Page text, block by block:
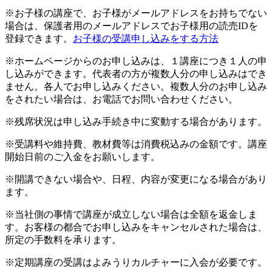
※お子様の講座で、お子様がメールアドレスをお持ちでない
場合は、保護者用のメールアドレスでお子様用の読売IDを
登録できます。 お子様の受講申し込みをする方法
※ホームページからのお申し込みは、１講座につき１人の申
し込みができます。代表者の方が複数人分の申し込みはでき
ません。各人でお申し込みください。複数人分のお申し込み
をされたい場合は、お電話でお問い合わせください。
※残席状況は申し込み手続き中に変動する場合があります。
※受講料や維持費、教材費等は消費税込みの金額です。講座
開始日前のご入金をお願いします。
※開講できない場合や、日程、内容が変更になる場合があり
ます。
※当社側の事情で講座が成立しない場合は全額を返金しま
す。お客様の都合でお申し込みをキャンセルされた場合は、
所定の手数料を承ります。
※定期講座の受講はよみうりカルチャーに入会が必要です。